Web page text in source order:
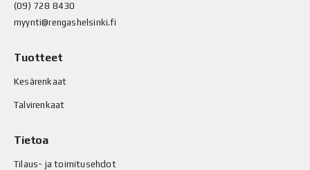
(09) 728 8430
myynti@rengashelsinki.fi
Tuotteet
Kesärenkaat
Talvirenkaat
Tietoa
Tilaus- ja toimitusehdot